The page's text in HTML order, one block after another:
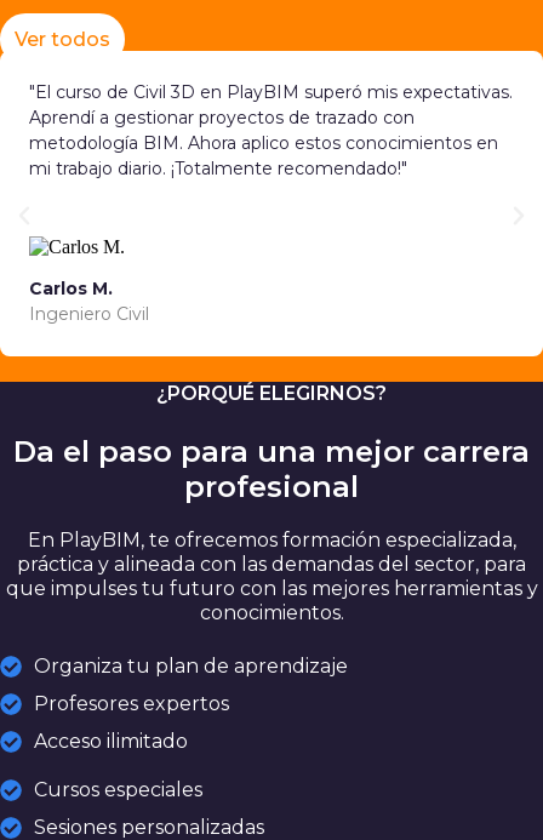
Ver todos
"El curso de Civil 3D en PlayBIM superó mis expectativas.
Aprendí a gestionar proyectos de trazado con
metodología BIM. Ahora aplico estos conocimientos en
mi trabajo diario. ¡Totalmente recomendado!"
Carlos M.
Ingeniero Civil
¿PORQUÉ ELEGIRNOS?
Da el paso para una mejor carrera
profesional
En PlayBIM, te ofrecemos formación especializada,
práctica y alineada con las demandas del sector, para
que impulses tu futuro con las mejores herramientas y
conocimientos.
Organiza tu plan de aprendizaje
Profesores expertos
Acceso ilimitado
Cursos especiales
Sesiones personalizadas